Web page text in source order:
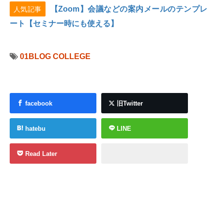
人気記事
【Zoom】会議などの案内メールのテンプレ
ート【セミナー時にも使える】
01BLOG COLLEGE
facebook 旧Twitter
hatebu LINE
Read Later